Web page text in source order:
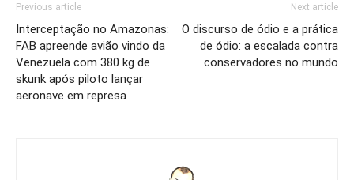
Previous article
Interceptação no Amazonas:
FAB apreende avião vindo da
Venezuela com 380 kg de
skunk após piloto lançar
aeronave em represa
Next article
O discurso de ódio e a prática
de ódio: a escalada contra
conservadores no mundo